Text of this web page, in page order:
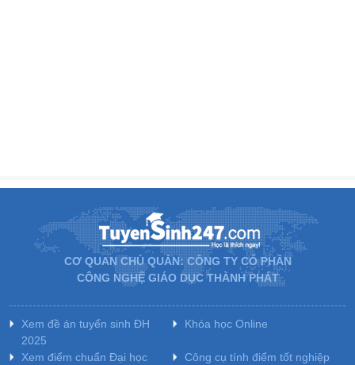
CƠ QUAN CHỦ QUẢN: CÔNG TY CỔ PHẦN
CÔNG NGHỆ GIÁO DỤC THÀNH PHÁT
Xem đề án tuyển sinh ĐH
2025
Khóa học Online
Xem điểm chuẩn Đại học Công cụ tính điểm tốt nghiệp